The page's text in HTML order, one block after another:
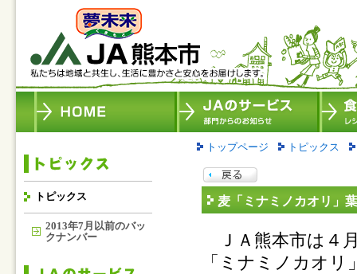
トピックス
2013年7月以前のバッ
クナンバー
トップページ トピックス
麦「ミナミノカオリ」
ＪＡ熊本市は４
「ミナミノカオ